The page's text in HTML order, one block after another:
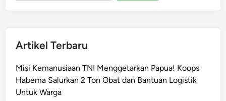
M
n
t
a
Artikel Terbaru
Misi Kemanusiaan TNI Menggetarkan Papua! Koops
Habema Salurkan 2 Ton Obat dan Bantuan Logistik
Untuk Warga